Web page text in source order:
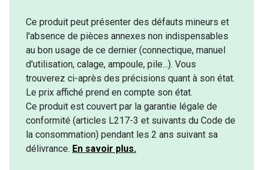
Ce produit peut présenter des défauts mineurs et
l'absence de pièces annexes non indispensables
au bon usage de ce dernier (connectique, manuel
d'utilisation, calage, ampoule, pile...). Vous
trouverez ci-après des précisions quant à son état.
Le prix affiché prend en compte son état.
Ce produit est couvert par la garantie légale de
conformité (articles L217-3 et suivants du Code de
la consommation) pendant les 2 ans suivant sa
délivrance. En savoir plus.